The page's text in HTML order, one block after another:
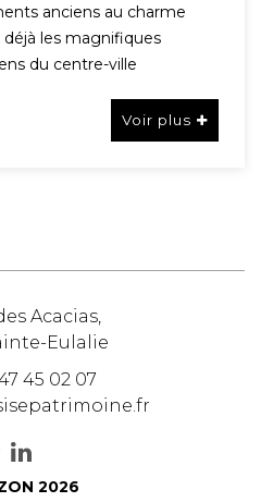
anciens au charme
les magnifiques
du centre-ville
Voir plus
Acacias,
Eulalie
45 02 07
2026